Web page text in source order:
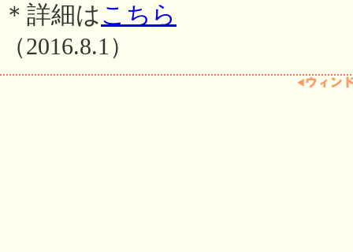
＊詳細はこちら
（2016.8.1）